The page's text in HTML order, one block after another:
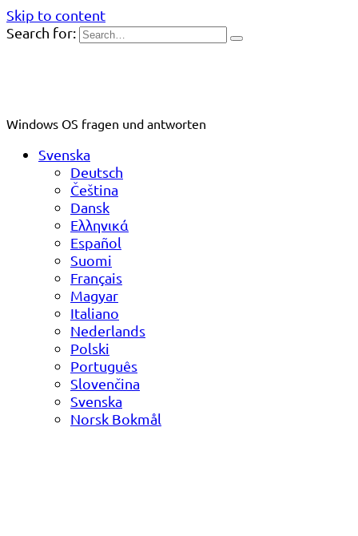
Skip to content
Search for:
Windows OS fragen und antworten
Svenska
Deutsch
Čeština
Dansk
Ελληνικά
Español
Suomi
Français
Magyar
Italiano
Nederlands
Polski
Português
Slovenčina
Svenska
Norsk Bokmål